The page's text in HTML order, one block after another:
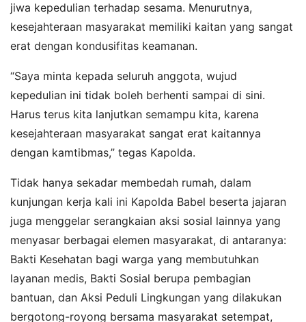
jiwa kepedulian terhadap sesama. Menurutnya,
kesejahteraan masyarakat memiliki kaitan yang sangat
erat dengan kondusifitas keamanan.
“Saya minta kepada seluruh anggota, wujud
kepedulian ini tidak boleh berhenti sampai di sini.
Harus terus kita lanjutkan semampu kita, karena
kesejahteraan masyarakat sangat erat kaitannya
dengan kamtibmas,” tegas Kapolda.
Tidak hanya sekadar membedah rumah, dalam
kunjungan kerja kali ini Kapolda Babel beserta jajaran
juga menggelar serangkaian aksi sosial lainnya yang
menyasar berbagai elemen masyarakat, di antaranya:
Bakti Kesehatan bagi warga yang membutuhkan
layanan medis, Bakti Sosial berupa pembagian
bantuan, dan Aksi Peduli Lingkungan yang dilakukan
bergotong-royong bersama masyarakat setempat,